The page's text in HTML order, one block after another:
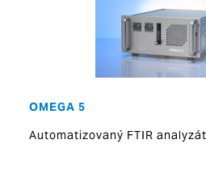
OMEGA 5
Automatizovaný FTIR